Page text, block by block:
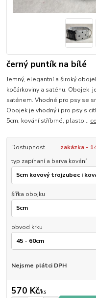
černý puntík na bílé
Jemný, elegantní a široký
kočárkoviny a saténu. Obojek
saténem. Vhodné pro psy se
Obojek je vhodný i pro psy s
5cm, kování stříbrné, plasto...
Dostupnost
zakázka -
typ zapínaní a barva kování
šířka obojku
obvod krku
Nejsme plátci DPH
570 Kč/ks